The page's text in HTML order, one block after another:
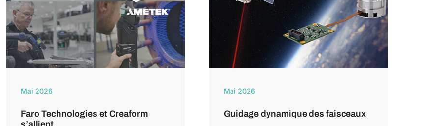
Mai 2026
Faro Technologies et Creaform
s’allient
Mai 2026
Guidage dynamique des faisceaux